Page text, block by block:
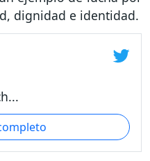
dignidad e identidad.